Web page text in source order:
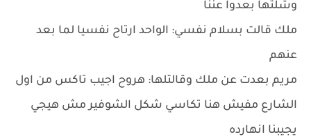
وشلتها بعدوا عننا
ملك قالت بسلام نفسي: الواحد ارتاح نفسيا لما بعد
عنهم
مريم بعدت عن ملك وقالتلها: هروح اجيب تاكس من اول
الشارع مفيش هنا تكاسي شكل الشوفير مش هيجي
يجيبنا انهارده